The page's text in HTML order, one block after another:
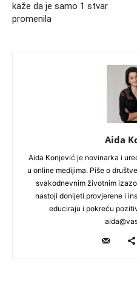
kaže da je samo 1 stvar
promenila
Aida
Aida Konjević je novinarka i
u online medijima. Piše o
svakodnevnim životnim
nastoji donijeti provjerene i
educiraju i pokreću